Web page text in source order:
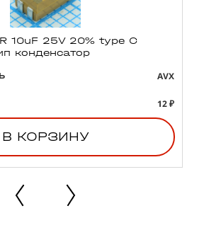
10uF 25V 20% type C
конденсатор
AVX
12 ₽
В КОРЗИНУ